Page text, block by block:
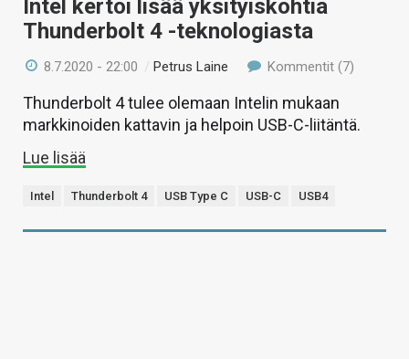
Intel kertoi lisää yksityiskohtia
Thunderbolt 4 -teknologiasta
8.7.2020 - 22:00 /Petrus Laine Kommentit (7)
Thunderbolt 4 tulee olemaan Intelin mukaan
markkinoiden kattavin ja helpoin USB-C-liitäntä.
Lue lisää
Intel Thunderbolt 4 USB Type C USB-C USB4